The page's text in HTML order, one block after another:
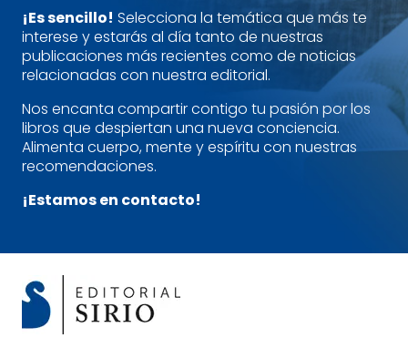
¡Es sencillo! Selecciona la temática que más te
interese y estarás al día tanto de nuestras
publicaciones más recientes como de noticias
relacionadas con nuestra editorial.
Nos encanta compartir contigo tu pasión por los
libros que despiertan una nueva conciencia.
Alimenta cuerpo, mente y espíritu con nuestras
recomendaciones.
¡Estamos en contacto!